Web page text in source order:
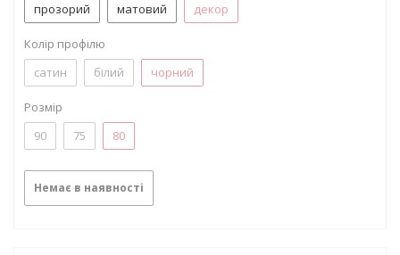
прозорий
матовий декор
Колір профілю
сатин
білий чорний
Розмір
90
75 80
Немає в наявності